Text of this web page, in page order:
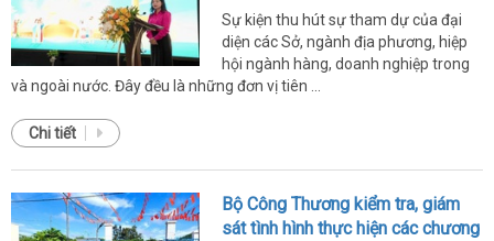
Sự kiện thu hút sự tham dự của đại
diện các Sở, ngành địa phương, hiệp
hội ngành hàng, doanh nghiệp trong
và ngoài nước. Đây đều là những đơn vị tiên ...
Chi tiết
Bộ Công Thương kiểm tra, giám
sát tình hình thực hiện các chương